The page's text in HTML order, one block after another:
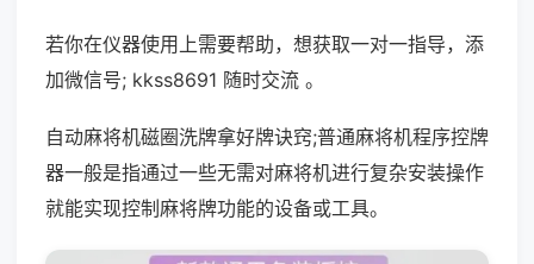
若你在仪器使用上需要帮助，想获取一对一指导，添
加微信号; kkss8691 随时交流 。
自动麻将机磁圈洗牌拿好牌诀窍;普通麻将机程序控牌
器一般是指通过一些无需对麻将机进行复杂安装操作
就能实现控制麻将牌功能的设备或工具。